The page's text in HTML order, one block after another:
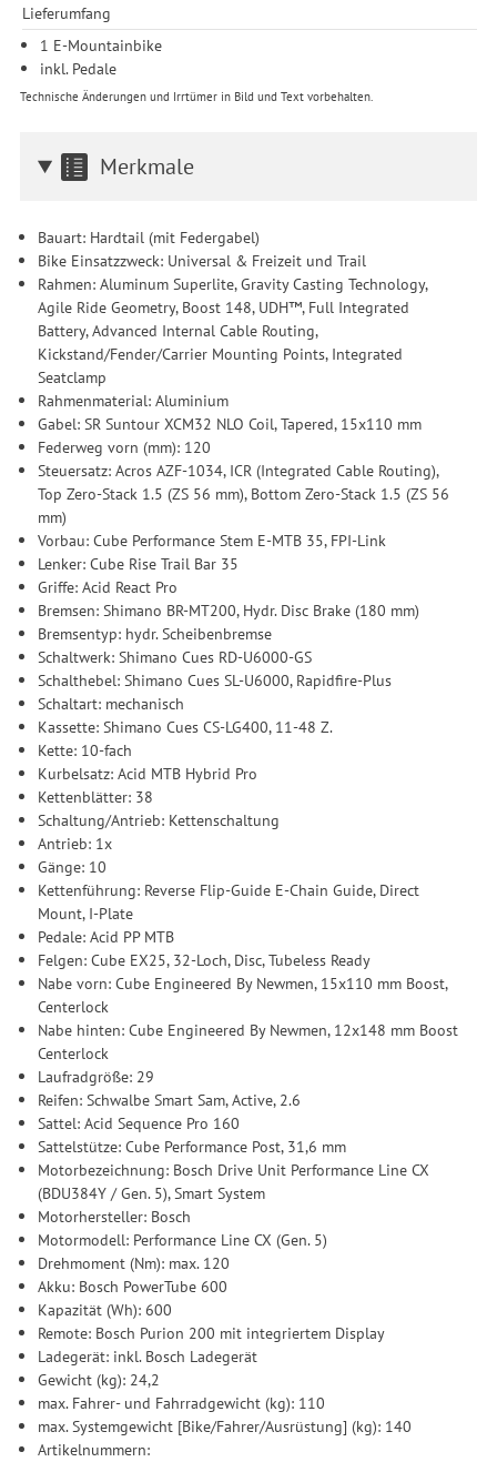
Lieferumfang
1 E-Mountainbike
inkl. Pedale
Technische Änderungen und Irrtümer in Bild und Text vorbehalten.
Merkmale
Bauart: Hardtail (mit Federgabel)
Bike Einsatzzweck: Universal & Freizeit und Trail
Rahmen: Aluminum Superlite, Gravity Casting Technology,
Agile Ride Geometry, Boost 148, UDH™, Full Integrated
Battery, Advanced Internal Cable Routing,
Kickstand/Fender/Carrier Mounting Points, Integrated
Seatclamp
Rahmenmaterial: Aluminium
Gabel: SR Suntour XCM32 NLO Coil, Tapered, 15x110 mm
Federweg vorn (mm): 120
Steuersatz: Acros AZF-1034, ICR (Integrated Cable Routing),
Top Zero-Stack 1.5 (ZS 56 mm), Bottom Zero-Stack 1.5 (ZS 56
mm)
Vorbau: Cube Performance Stem E-MTB 35, FPI-Link
Lenker: Cube Rise Trail Bar 35
Griffe: Acid React Pro
Bremsen: Shimano BR-MT200, Hydr. Disc Brake (180 mm)
Bremsentyp: hydr. Scheibenbremse
Schaltwerk: Shimano Cues RD-U6000-GS
Schalthebel: Shimano Cues SL-U6000, Rapidfire-Plus
Schaltart: mechanisch
Kassette: Shimano Cues CS-LG400, 11-48 Z.
Kette: 10-fach
Kurbelsatz: Acid MTB Hybrid Pro
Kettenblätter: 38
Schaltung/Antrieb: Kettenschaltung
Antrieb: 1x
Gänge: 10
Kettenführung: Reverse Flip-Guide E-Chain Guide, Direct
Mount, I-Plate
Pedale: Acid PP MTB
Felgen: Cube EX25, 32-Loch, Disc, Tubeless Ready
Nabe vorn: Cube Engineered By Newmen, 15x110 mm Boost,
Centerlock
Nabe hinten: Cube Engineered By Newmen, 12x148 mm Boost
Centerlock
Laufradgröße: 29
Reifen: Schwalbe Smart Sam, Active, 2.6
Sattel: Acid Sequence Pro 160
Sattelstütze: Cube Performance Post, 31,6 mm
Motorbezeichnung: Bosch Drive Unit Performance Line CX
(BDU384Y / Gen. 5), Smart System
Motorhersteller: Bosch
Motormodell: Performance Line CX (Gen. 5)
Drehmoment (Nm): max. 120
Akku: Bosch PowerTube 600
Kapazität (Wh): 600
Remote: Bosch Purion 200 mit integriertem Display
Ladegerät: inkl. Bosch Ladegerät
Gewicht (kg): 24,2
max. Fahrer- und Fahrradgewicht (kg): 110
max. Systemgewicht [Bike/Fahrer/Ausrüstung] (kg): 140
Artikelnummern: